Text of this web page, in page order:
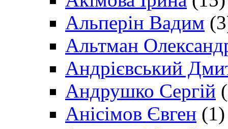
Альперін Вадим
Альтман
Андрієвський
Андрушко Сергій
Анісімов Євген (1)